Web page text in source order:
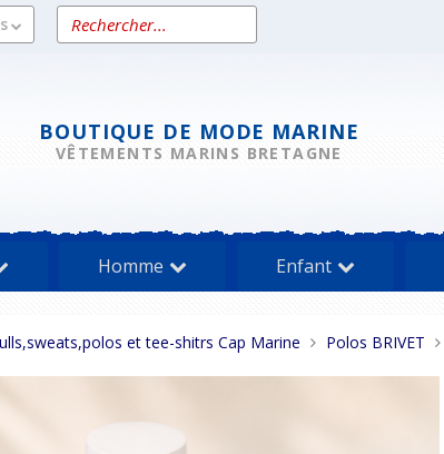
Rechercher
un
BOUTIQUE DE MODE MARINE
VÊTEMENTS MARINS BRETAGNE
Homme Enfant
et tee-shitrs Cap Marine Polos BRIVET